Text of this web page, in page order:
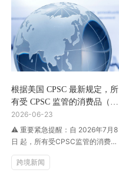
根据美国 CPSC 最新规定，所
有受 CPSC 监管的消费品（含
儿童产品、玩具类）进口美
国，美国消费品安全委员会
（CPSC）电子备案（eFiling）
2026-06-23
⚠️ 重要紧急提醒：自 2026年7月8
日 起，所有受CPSC监管的消费品
（含电子电器、成人服装、儿童产
品、玩具等）进口美国，必须通
跨境新闻